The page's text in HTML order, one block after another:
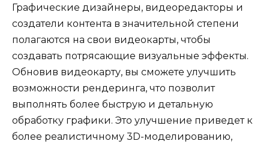
Графические дизайнеры, видеоредакторы и
создатели контента в значительной степени
полагаются на свои видеокарты, чтобы
создавать потрясающие визуальные эффекты.
Обновив видеокарту, вы сможете улучшить
возможности рендеринга, что позволит
выполнять более быструю и детальную
обработку графики. Это улучшение приведет к
более реалистичному 3D-моделированию,